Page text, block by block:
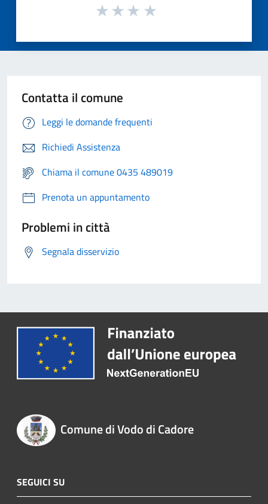
Contatta il comune
Leggi le domande frequenti
Richiedi Assistenza
Chiama il comune 0435 489019
Prenota un appuntamento
Problemi in città
Segnala disservizio
Comune di Vodo di Cadore
SEGUICI SU